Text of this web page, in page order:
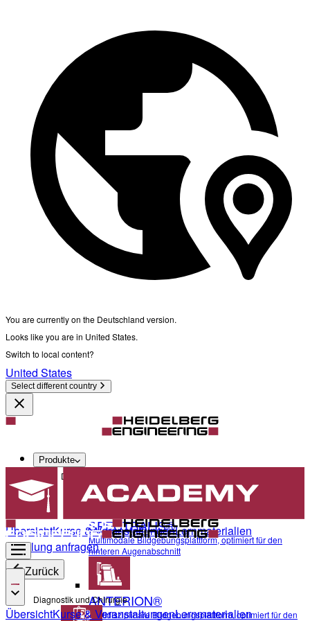
You are currently on the Deutschland version.
Looks like you are in United States.
Switch to local content?
United States
Select different country
Produkte
Diagnostik und Chirurgie
SPECTRALIS®
Multimodale Bildgebungsplattform, optimiert für den
hinteren Augenabschnitt
ANTERION®
Multidisziplinäre Bildgebungsplattform, optimiert für den
ÜbersichtKurse & VeranstaltungenLernmaterialien
Schulung anfragen
Zurück
Diagnostik und Chirurgie
ÜbersichtKurse & VeranstaltungenLernmaterialien